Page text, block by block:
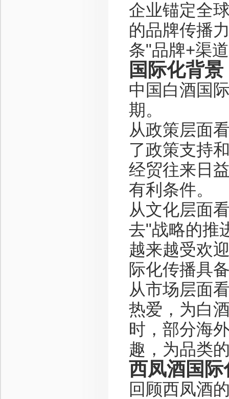
企业锚定全
的品牌传播
条"品牌+渠
国际化背
中国白酒国
期。
从政策层面
了政策支持
经贸往来日
有利条件。
从文化层面
去"战略的推
越来越受欢
际化传播具
从市场层面
热爱，为白
时，部分海
趣，为品类
西凤酒国
回顾西凤酒